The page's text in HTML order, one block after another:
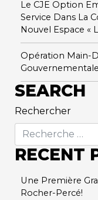
Le CJE Option
Service Dans La
Nouvel Espace «
Opération Main-
SEARCH
Rechercher
RECENT
Une Première
Rocher-Percé!